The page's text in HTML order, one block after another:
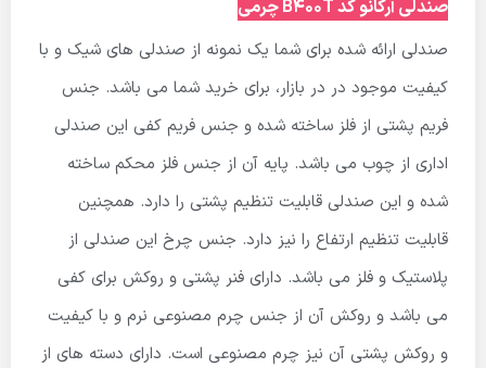
صندلی آرکانو کد B400T چرمی
صندلی ارائه شده برای شما یک نمونه از صندلی های شیک و با
کیفیت موجود در در بازار، برای خرید شما می باشد. جنس
فریم پشتی از فلز ساخته شده و جنس فریم کفی این صندلی
اداری از چوب می باشد. پایه آن از جنس فلز محکم ساخته
شده و این صندلی قابلیت تنظیم پشتی را دارد. همچنین
قابلیت تنظیم ارتفاع را نیز دارد. جنس چرخ این صندلی از
پلاستیک و فلز می باشد. دارای فنر پشتی و روکش برای کفی
می باشد و روکش آن از جنس چرم مصنوعی نرم و با کیفیت
و روکش پشتی آن نیز چرم مصنوعی است. دارای دسته های از